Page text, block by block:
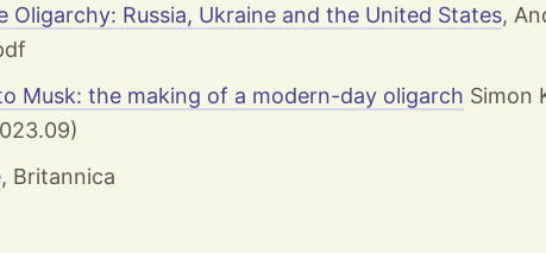
Oligarchy: Russia, Ukraine and the United States,
Musk: the making of a modern-day oligarch Simon
, Britannica